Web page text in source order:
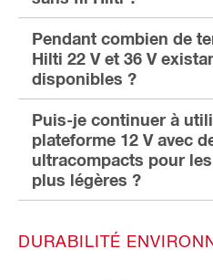
Pendant combien de
Hilti 22 V et 36 V
disponibles ?
Puis-je continuer à
plateforme 12 V avec
ultracompacts pour
plus légères ?
DURABILITÉ